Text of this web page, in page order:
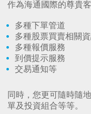
作為海通國際的尊貴
多種下單管道
多種股票買賣相關
多種報價服務
到價提示服務
交易通知等
同時，您更可隨時隨
單及投資組合等等。